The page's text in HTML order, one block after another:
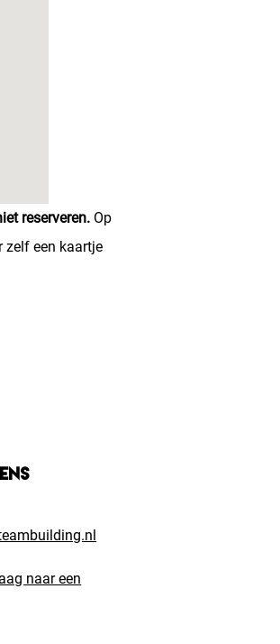
reserveren. Op
zelf een kaartje
naar een